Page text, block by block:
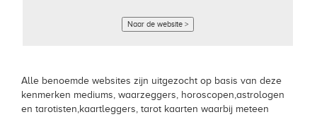
Naar de website >
Alle benoemde websites zijn uitgezocht op basis van deze
kenmerken mediums, waarzeggers, horoscopen,astrologen
en tarotisten,kaartleggers, tarot kaarten waarbij meteen